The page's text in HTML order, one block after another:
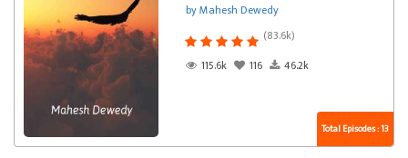
by Mahesh Dewedy
(83.6k)
115.6k
116 46.2k
Total Episodes : 13